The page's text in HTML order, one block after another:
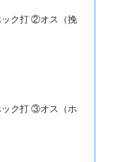
ック打 ②オス（挽
ック打 ③オス（ホ